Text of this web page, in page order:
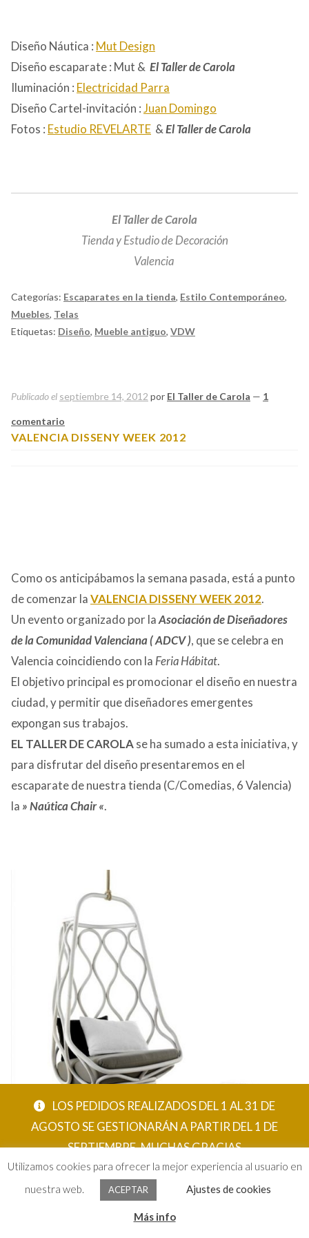
LOS PEDIDOS REALIZADOS DEL 1 AL 31 DE
AGOSTO SE GESTIONARÁN A PARTIR DEL 1 DE
SEPTIEMBRE. MUCHAS GRACIAS
ACEPTAR
Diseño Náutica : Mut Design
Diseño escaparate : Mut & El Taller de Carola
Iluminación : Electricidad Parra
Diseño Cartel-invitación :Juan Domingo
Fotos : Estudio REVELARTE &El Taller de Carola
El Taller de Carola
Tienda y Estudio de Decoración
Valencia
Categorías: Escaparates en la tienda, Estilo Contemporáneo,
Muebles, Telas
Etiquetas: Diseño, Mueble antiguo, VDW
Publicado el septiembre 14, 2012 por El Taller de Carola — 1
comentario
VALENCIA DISSENY WEEK 2012
Como os anticipábamos la semana pasada, está a punto
de comenzar laVALENCIA DISSENY WEEK 2012.
Un evento organizado por laAsociación de Diseñadores
de la Comunidad Valenciana ( ADCV ), que se celebra en
Valencia coincidiendo con la Feria Hábitat.
El objetivo principal es promocionar el diseño en nuestra
ciudad, y permitir que diseñadores emergentes
expongan sus trabajos.
EL TALLER DE CAROLAse ha sumado a esta iniciativa, y
para disfrutar del diseño presentaremos en el
escaparate de nuestra tienda (C/Comedias, 6 Valencia)
la » Naútica Chair «.
Náutica Chair
Una pieza producida por la firma
Utilizamos cookies para ofrecer la mejor experiencia al usuario en
nuestra web.
ACEPTAR Ajustes de cookies
Más info